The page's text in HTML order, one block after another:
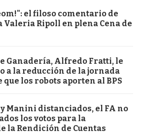
el filoso comentario de
Valeria Ripoll en plena Cena de
Ganadería, Alfredo Fratti, le
a la reducción de la jornada
que los robots aporten al BPS
Manini distanciados, el FA no
los votos para la
la Rendición de Cuentas